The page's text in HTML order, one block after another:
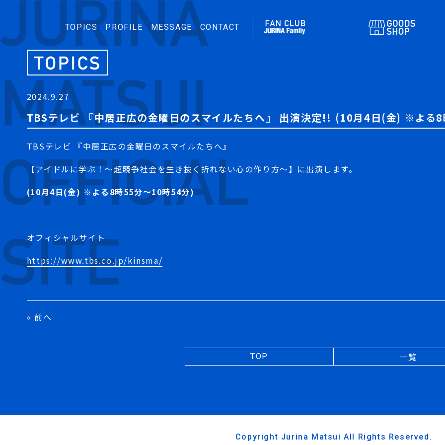
TOPICS PROFILE MESSAGE CONTACT
CONTACT
2024.9.27
TBSテレビ 『中居正広の金曜日のスマイルたちへ』 出演決定!! (10月4日(金) ※よる
TBSテレビ 『中居正広の金曜日のスマイルたちへ』
【アイドルに学ぶ！～超競争社会を生き抜く折れない心の作り方～】に出演します。
(10月4日(金) ※ よる 8時55分～10時54分)
オフィシャルサイト
https://www.tbs.co.jp/kinsma/
« 前へ
TOP 一覧
Copyright Jurina Matsui All Rights Reserved.